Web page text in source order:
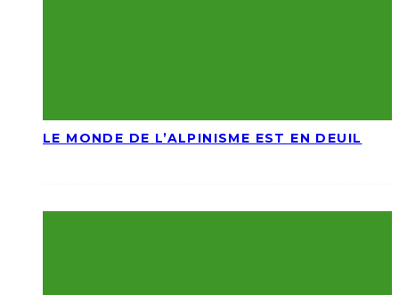
LE MONDE DE L’ALPINISME EST EN DEUIL